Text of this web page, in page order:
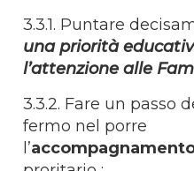
3.3.1. Puntare
una priorità
l’attenzione alle
3.3.2. Fare un passo
fermo nel porre
l’